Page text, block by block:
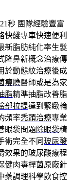
秒 團隊經驗豐富
快綫專車快速便利
新脂肪純化率生髮
隆鼻新概念治療傳
於動態紋治療後成
瘦臉醫師或是為家
脂精準抽脂改善脂
部拉提達到緊緻輪
頻率禿頭治療專業
眼袋問題除眼袋精
術完全不同玻尿酸
效果的玻尿酸療程
健肉毒桿菌原廠針
藥調理科學飲食控